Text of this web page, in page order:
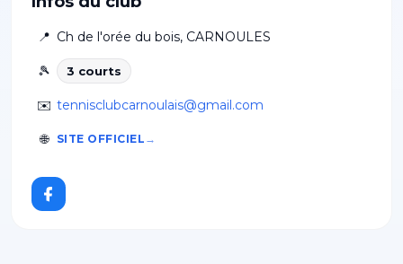
📍 Ch de l'orée du bois, CARNOULES
🎾 3 courts
✉️ tennisclubcarnoulais@gmail.com
🌐 SITE OFFICIEL